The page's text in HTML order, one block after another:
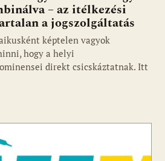
– az itélkezési
a jogszolgáltatás
képtelen vagyok
hogy a helyi
direkt csicskáztatnak. Itt